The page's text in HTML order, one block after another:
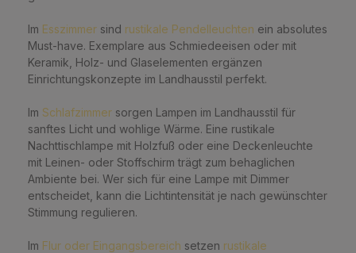
Im Esszimmer sind rustikale Pendelleuchten ein absolutes
Must-have. Exemplare aus Schmiedeeisen oder mit
Keramik, Holz- und Glaselementen ergänzen
Einrichtungskonzepte im Landhausstil perfekt.
Im Schlafzimmer sorgen Lampen im Landhausstil für
sanftes Licht und wohlige Wärme. Eine rustikale
Nachttischlampe mit Holzfuß oder eine Deckenleuchte
mit Leinen- oder Stoffschirm trägt zum behaglichen
Ambiente bei. Wer sich für eine Lampe mit Dimmer
entscheidet, kann die Lichtintensität je nach gewünschter
Stimmung regulieren.
Im Flur oder Eingangsbereich setzen rustikale